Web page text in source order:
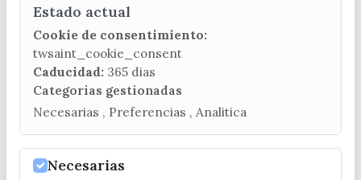
CONTACTA CON LA OFICINA DE TURISMO
(+34) 952 541 104
turismo@velezmalaga.es
C/ Poniente, 2. CP 29740 - Torre del Mar
Estado actual
Cookie de consentimiento:
twsaint_cookie_consent
Caducidad: 365 dias
Categorias gestionadas
Necesarias , Preferencias , Analitica
Necesarias